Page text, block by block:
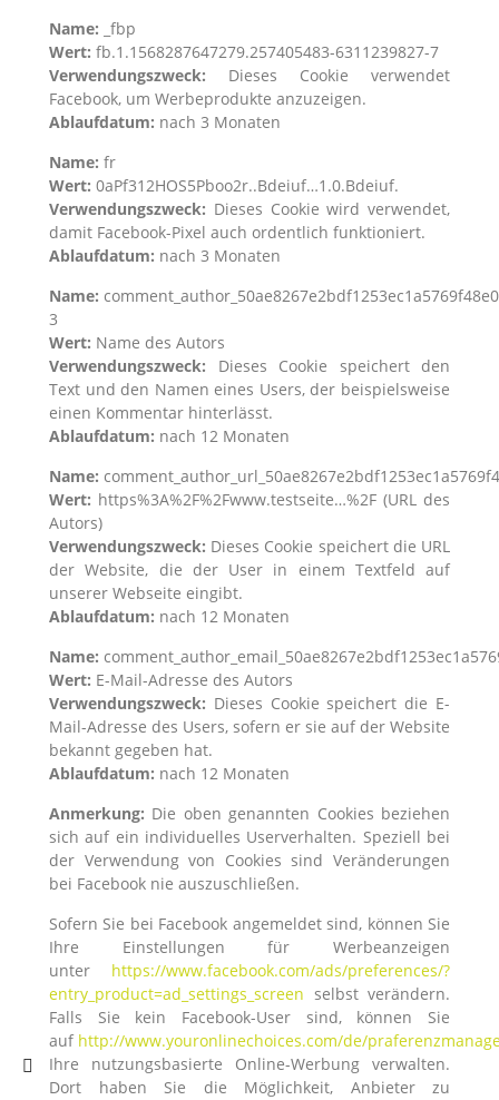
Name: _fbp
Wert: fb.1.1568287647279.257405483-6311239827-7
Verwendungszweck: Dieses Cookie verwendet
Facebook, um Werbeprodukte anzuzeigen.
Ablaufdatum: nach 3 Monaten
Name: fr
Wert: 0aPf312HOS5Pboo2r..Bdeiuf…1.0.Bdeiuf.
Verwendungszweck: Dieses Cookie wird verwendet,
damit Facebook-Pixel auch ordentlich funktioniert.
Ablaufdatum: nach 3 Monaten
Name:
3
Wert: Name des Autors
Verwendungszweck: Dieses Cookie speichert den
Text und den Namen eines Users, der beispielsweise
einen Kommentar hinterlässt.
Ablaufdatum: nach 12 Monaten
Name:
Wert: https%3A%2F%2Fwww.testseite…%2F (URL des
Autors)
Verwendungszweck: Dieses Cookie speichert die URL
der Website, die der User in einem Textfeld auf
unserer Webseite eingibt.
Ablaufdatum: nach 12 Monaten
Name:
Wert: E-Mail-Adresse des Autors
Verwendungszweck: Dieses Cookie speichert die E-
Mail-Adresse des Users, sofern er sie auf der Website
bekannt gegeben hat.
Ablaufdatum: nach 12 Monaten
Anmerkung: Die oben genannten Cookies beziehen
sich auf ein individuelles Userverhalten. Speziell bei
der Verwendung von Cookies sind Veränderungen
bei Facebook nie auszuschließen.
Sofern Sie bei Facebook angemeldet sind, können Sie
Ihre Einstellungen für Werbeanzeigen
unter https://www.facebook.com/ads/preferences/?
entry_product=ad_settings_screen selbst verändern.
Falls Sie kein Facebook-User sind, können Sie
auf http://www.youronlinechoices.com/de/
Ihre nutzungsbasierte Online-Werbung verwalten.
Dort haben Sie die Möglichkeit, Anbieter zu
